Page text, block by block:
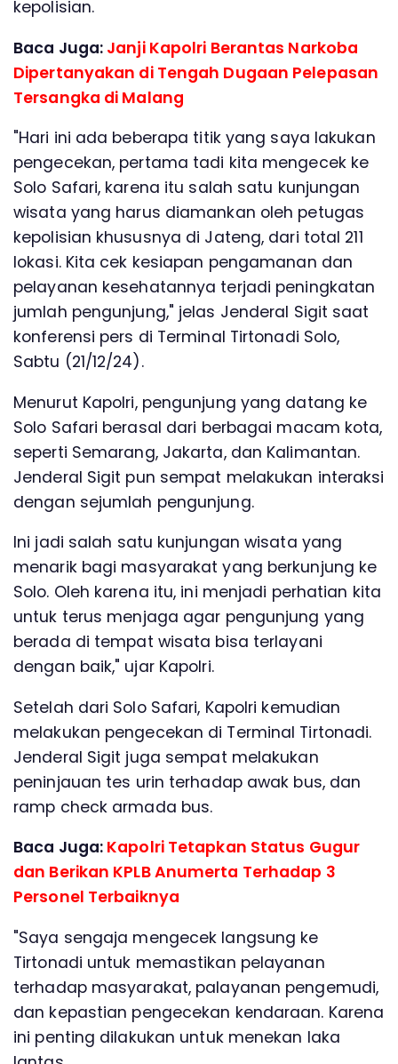
kepolisian.
Baca Juga: Janji Kapolri Berantas Narkoba
Dipertanyakan di Tengah Dugaan Pelepasan
Tersangka di Malang
"Hari ini ada beberapa titik yang saya lakukan
pengecekan, pertama tadi kita mengecek ke
Solo Safari, karena itu salah satu kunjungan
wisata yang harus diamankan oleh petugas
kepolisian khususnya di Jateng, dari total 211
lokasi. Kita cek kesiapan pengamanan dan
pelayanan kesehatannya terjadi peningkatan
jumlah pengunjung," jelas Jenderal Sigit saat
konferensi pers di Terminal Tirtonadi Solo,
Sabtu (21/12/24).
Menurut Kapolri, pengunjung yang datang ke
Solo Safari berasal dari berbagai macam kota,
seperti Semarang, Jakarta, dan Kalimantan.
Jenderal Sigit pun sempat melakukan interaksi
dengan sejumlah pengunjung.
Ini jadi salah satu kunjungan wisata yang
menarik bagi masyarakat yang berkunjung ke
Solo. Oleh karena itu, ini menjadi perhatian kita
untuk terus menjaga agar pengunjung yang
berada di tempat wisata bisa terlayani
dengan baik," ujar Kapolri.
Setelah dari Solo Safari, Kapolri kemudian
melakukan pengecekan di Terminal Tirtonadi.
Jenderal Sigit juga sempat melakukan
peninjauan tes urin terhadap awak bus, dan
ramp check armada bus.
Baca Juga: Kapolri Tetapkan Status Gugur
dan Berikan KPLB Anumerta Terhadap 3
Personel Terbaiknya
"Saya sengaja mengecek langsung ke
Tirtonadi untuk memastikan pelayanan
terhadap masyarakat, palayanan pengemudi,
dan kepastian pengecekan kendaraan. Karena
ini penting dilakukan untuk menekan laka